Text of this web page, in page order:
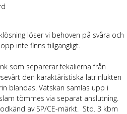
löser vi behoven på svåra och
inte finns tillgängligt.
som separerar fekalierna från
den karaktäristiska latrinlukten
blandas. Vätskan samlas upp i
tömmes via separat anslutning.
av SP/CE-märkt. Std. 3 kbm